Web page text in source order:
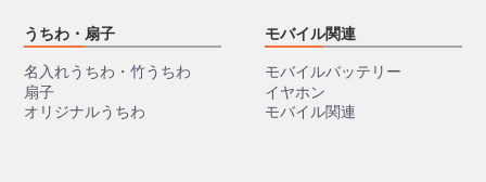
うちわ・扇子
名入れうちわ・竹うちわ
扇子
オリジナルうちわ
モバイル関連
モバイルバッテリー
イヤホン
モバイル関連